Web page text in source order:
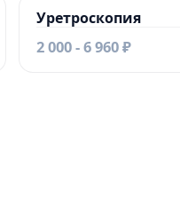
Уретроскопия
2 000 - 6 960 ₽